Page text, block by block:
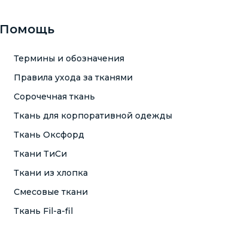
Помощь
Термины и обозначения
Правила ухода за тканями
Сорочечная ткань
Ткань для корпоративной одежды
Ткань Оксфорд
Ткани ТиСи
Ткани из хлопка
Смесовые ткани
Ткань Fil-a-fil